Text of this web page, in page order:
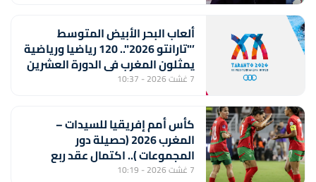
ألعاب البحر الأبيض المتوسط
’"تارانتو 2026".. 120 رياضيا ورياضية
يمثلون المغرب في الدورة العشرين
7 غشت 2026 - 10:37
كأس أمم إفريقيا للسيدات –
المغرب 2026 (حصيلة دور
المجموعات ).. اكتمال عقد ربع
النهائي ولبؤات الأطلس أمام جنوب
7 غشت 2026 - 10:19